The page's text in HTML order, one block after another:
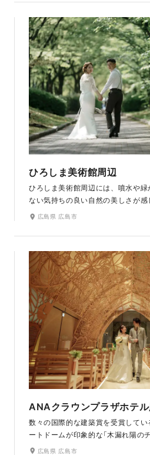
自然、ピンクの桜がおふたりを包
の花を咲かせる「御衣黄（ぎょいこ
ソメイヨシノの開花から2週間程度
旬頃見ごろをむかえるため、桜を2
ひろしま美術館周辺
ひろしま美術館周辺には、噴水や緑
ない気持ちの良い自然の美しさが感
です。芝生広場や竹林もあり、季節
あり色々なシュチエーションのお
好きな絵画の前でのお写真も素敵
広島店から徒歩圏内なのも魅力の
広島県 広島市
ANAクラウンプラザホテ
数々の国際的な建築賞を受賞して
ートドームが印象的な「木漏れ陽の
ふさわしいフォトウエディングが叶
広島県 広島市